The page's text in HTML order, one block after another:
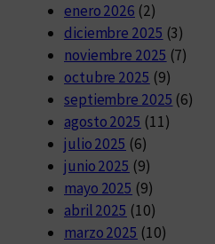
enero 2026 (2)
diciembre 2025 (3)
noviembre 2025 (7)
octubre 2025 (9)
septiembre 2025 (6)
agosto 2025 (11)
julio 2025 (6)
junio 2025 (9)
mayo 2025 (9)
abril 2025 (10)
marzo 2025 (10)